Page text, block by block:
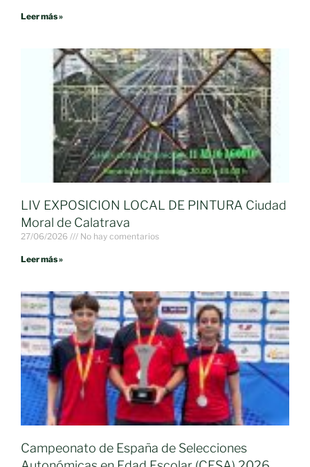
Leer más »
LIV EXPOSICION LOCAL DE PINTURA Ciudad
Moral de Calatrava
27/06/2026 No hay comentarios
Leer más »
Campeonato de España de Selecciones